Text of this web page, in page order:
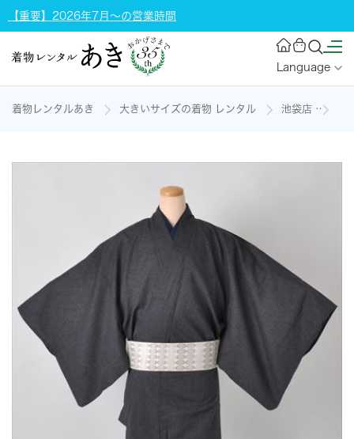
【重要】2026年7月～の営業時間
Language
着物レンタルあき 大きいサイズの着物 レンタル 池袋店